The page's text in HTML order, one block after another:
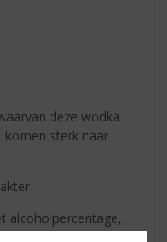
deze wodka
komen sterk naar
alcoholpercentage,